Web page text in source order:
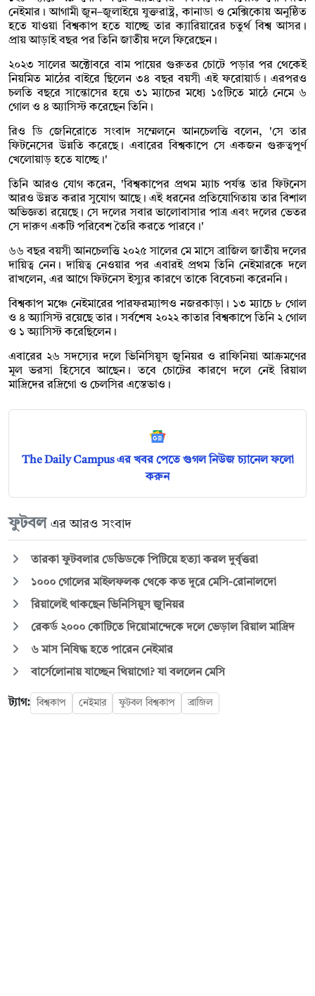
নেইমার। আগামী জুন–জুলাইয়ে যুক্তরাষ্ট্র, কানাডা ও মেক্সিকোয় অনুষ্ঠিত
হতে যাওয়া বিশ্বকাপ হতে যাচ্ছে তার ক্যারিয়ারের চতুর্থ বিশ্ব আসর।
প্রায় আড়াই বছর পর তিনি জাতীয় দলে ফিরেছেন।
২০২৩ সালের অক্টোবরে বাম পায়ের গুরুতর চোটে পড়ার পর থেকেই
নিয়মিত মাঠের বাইরে ছিলেন ৩৪ বছর বয়সী এই ফরোয়ার্ড। এরপরও
চলতি বছরে সান্তোসের হয়ে ৩১ ম্যাচের মধ্যে ১৫টিতে মাঠে নেমে ৬
গোল ও ৪ অ্যাসিস্ট করেছেন তিনি।
রিও ডি জেনিরোতে সংবাদ সম্মেলনে আনচেলত্তি বলেন, 'সে তার
ফিটনেসের উন্নতি করেছে। এবারের বিশ্বকাপে সে একজন গুরুত্বপূর্ণ
খেলোয়াড় হতে যাচ্ছে।'
তিনি আরও যোগ করেন, 'বিশ্বকাপের প্রথম ম্যাচ পর্যন্ত তার ফিটনেস
আরও উন্নত করার সুযোগ আছে। এই ধরনের প্রতিযোগিতায় তার বিশাল
অভিজ্ঞতা রয়েছে। সে দলের সবার ভালোবাসার পাত্র এবং দলের ভেতর
সে দারুণ একটি পরিবেশ তৈরি করতে পারবে।'
৬৬ বছর বয়সী আনচেলত্তি ২০২৫ সালের মে মাসে ব্রাজিল জাতীয় দলের
দায়িত্ব নেন। দায়িত্ব নেওয়ার পর এবারই প্রথম তিনি নেইমারকে দলে
রাখলেন, এর আগে ফিটনেস ইস্যুর কারণে তাকে বিবেচনা করেননি।
বিশ্বকাপ মঞ্চে নেইমারের পারফরম্যান্সও নজরকাড়া। ১৩ ম্যাচে ৮ গোল
ও ৪ অ্যাসিস্ট রয়েছে তার। সর্বশেষ ২০২২ কাতার বিশ্বকাপে তিনি ২ গোল
ও ১ অ্যাসিস্ট করেছিলেন।
এবারের ২৬ সদস্যের দলে ভিনিসিয়ুস জুনিয়র ও রাফিনিয়া আক্রমণের
মূল ভরসা হিসেবে আছেন। তবে চোটের কারণে দলে নেই রিয়াল
মাদ্রিদের রদ্রিগো ও চেলসির এস্তেভাও।
The Daily Campus এর খবর পেতে গুগল নিউজ চ্যানেল ফলো
করুন
ফুটবল এর আরও সংবাদ
তারকা ফুটবলার ডেভিডকে পিটিয়ে হত্যা করল দুর্বৃত্তরা
১০০০ গোলের মাইলফলক থেকে কত দূরে মেসি-রোনালদো
রিয়ালেই থাকছেন ভিনিসিয়ুস জুনিয়র
রেকর্ড ২০০০ কোটিতে দিয়োমান্দেকে দলে ভেড়াল রিয়াল মাদ্রিদ
৬ মাস নিষিদ্ধ হতে পারেন নেইমার
বার্সেলোনায় যাচ্ছেন থিয়াগো? যা বললেন মেসি
ট্যাগ: বিশ্বকাপ নেইমার ফুটবল বিশ্বকাপ ব্রাজিল